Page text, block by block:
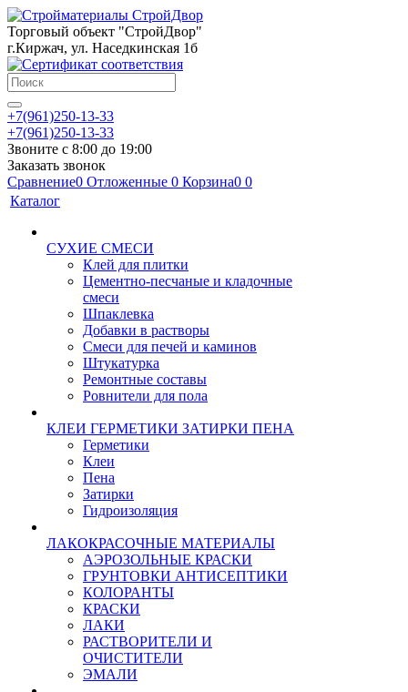
Торговый объект "СтройДвор"
г.Киржач, ул. Наседкинская 1б
+7(961)250-13-33
+7(961)250-13-33
Звоните с 8:00 до 19:00
Заказать звонок
Сравнение0 Отложенные 0 Корзина0 0
Каталог
СУХИЕ СМЕСИ
Клей для плитки
Цементно-песчаные и кладочные
смеси
Шпаклевка
Добавки в растворы
Смеси для печей и каминов
Штукатурка
Ремонтные составы
Ровнители для пола
КЛЕИ ГЕРМЕТИКИ ЗАТИРКИ ПЕНА
Герметики
Клеи
Пена
Затирки
Гидроизоляция
ЛАКОКРАСОЧНЫЕ МАТЕРИАЛЫ
АЭРОЗОЛЬНЫЕ КРАСКИ
ГРУНТОВКИ АНТИСЕПТИКИ
КОЛОРАНТЫ
КРАСКИ
ЛАКИ
РАСТВОРИТЕЛИ И
ОЧИСТИТЕЛИ
ЭМАЛИ